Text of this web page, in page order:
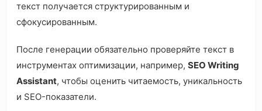
текст получается структурированным и
сфокусированным.
После генерации обязательно проверяйте текст в
инструментах оптимизации, например, SEO Writing
Assistant, чтобы оценить читаемость, уникальность
и SEO-показатели.